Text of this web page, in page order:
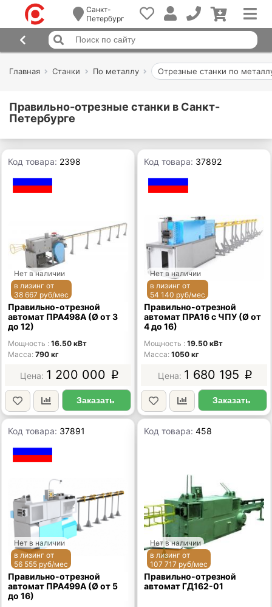
Санкт-
Петербург
Главная Станки По металлу Отрезные станки по
Правильно-отрезные станки в Санкт-
Петербурге
Код товара: 2398
Нет в наличии
в лизинг от
38 667 руб/мес
Правильно-отрезной
автомат ПРА498А (Ø от 3
до 12)
Мощность
16.50 кВт
Масса 790 кг
1 200 000 p
Заказать
Код товара: 37892
Нет в наличии
в лизинг от
54 140 руб/мес
Правильно-отрезной
автомат ПРА16 с ЧПУ (Ø от
4 до 16)
Мощность
19.50 кВт
Масса 1050 кг
1 680 195 p
Заказать
Код товара: 37891
Нет в наличии
в лизинг от
56 555 руб/мес
Правильно-отрезной
автомат ПРА499А (Ø от 5
до 16)
Код товара:458
Нет в наличии
в лизинг от
107 717 руб/мес
Правильно-отрезной
автомат ГД162-01